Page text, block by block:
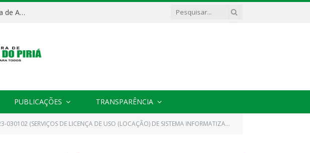
Processo Seletivo nº 001/2025 para Contratação Temporária de Agentes Comunitários de Saúde (ACS)
PUBLICAÇÕES TRANSPARÊNCIA
DE USO (LOCAÇÃO) DE SISTEMA INFORMATIZADO (SOFTWARE) NA ÁREA DE RECURSOS HUMANOS (FOLHA DE PAGAMENTOS) COM CONTRA CHEQUE ONLINE)